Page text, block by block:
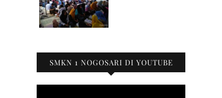
SMKN 1 NOGOSARI DI YOUTUBE